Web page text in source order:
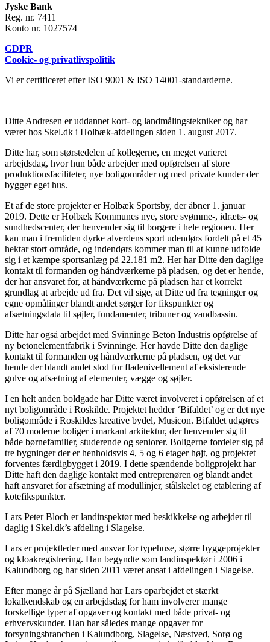
Jyske Bank
Reg. nr. 7411
Konto nr. 1027574
GDPR
Cookie- og privatlivspolitik
Vi er certificeret efter ISO 9001 & ISO 14001-standarderne.
Ditte Andresen er uddannet kort- og landmålingstekniker og har
været hos Skel.dk i Holbæk-afdelingen siden 1. august 2017.
Ditte har, som størstedelen af kollegerne, en meget varieret
arbejdsdag, hvor hun både arbejder med opførelsen af store
produktionsfaciliteter, nye boligområder og med private kunder der
bygger eget hus.
Et af de store projekter er Holbæk Sportsby, der åbner 1. januar
2019. Dette er Holbæk Kommunes nye, store svømme-, idræts- og
sundhedscenter, der henvender sig til borgere i hele regionen. Her
kan man i fremtiden dyrke alverdens sport udendørs fordelt på et 45
hektar stort område, og indendørs kommer man til at kunne udfolde
sig i et kæmpe sportsanlæg på 22.181 m2. Her har Ditte den daglige
kontakt til formanden og håndværkerne på pladsen, og det er hende,
der har ansvaret for, at håndværkerne på pladsen har et korrekt
grundlag at arbejde ud fra. Det vil sige, at Ditte ud fra tegninger og
egne opmålinger blandt andet sørger for fikspunkter og
afsætningsdata til søjler, fundamenter, tribuner og vandbassin.
Ditte har også arbejdet med Svinninge Beton Industris opførelse af
ny betonelementfabrik i Svinninge. Her havde Ditte den daglige
kontakt til formanden og håndværkerne på pladsen, og det var
hende der blandt andet stod for fladenivellement af eksisterende
gulve og afsætning af elementer, vægge og søjler.
I en helt anden boldgade har Ditte været involveret i opførelsen af et
nyt boligområde i Roskilde. Projektet hedder ‘Bifaldet’ og er det nye
boligområde i Roskildes kreative bydel, Musicon. Bifaldet udgøres
af 70 moderne boliger i markant arkitektur, der henvender sig til
både børnefamilier, studerende og seniorer. Boligerne fordeler sig på
tre bygninger der er henholdsvis 4, 5 og 6 etager højt, og projektet
forventes færdigbygget i 2019. I dette spændende boligprojekt har
Ditte haft den daglige kontakt med entreprenøren og blandt andet
haft ansvaret for afsætning af modullinjer, stålskelet og etablering af
kotefikspunkter.
Lars Peter Bloch er landinspektør med beskikkelse og arbejder til
daglig i Skel.dk’s afdeling i Slagelse.
Lars er projektleder med ansvar for typehuse, større byggeprojekter
og kloakregistrering. Han begyndte som landinspektør i 2006 i
Kalundborg og har siden 2011 været ansat i afdelingen i Slagelse.
Efter mange år på Sjælland har Lars oparbejdet et stærkt
lokalkendskab og en arbejdsdag for ham involverer mange
forskellige typer af opgaver og kontakt med både privat- og
erhvervskunder. Han har således mange opgaver for
forsyningsbranchen i Kalundborg, Slagelse, Næstved, Sorø og